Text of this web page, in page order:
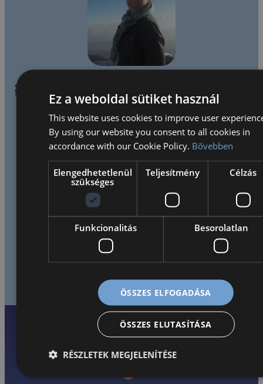
Tovább
Natasha Hill
Natasha taught Math, Science and Music during
her time with Bilingual, through June 2019. Moving
to Hungary and teaching with Bilingual has been
my first experience teaching abroad. I can…
Megnézem az összes véleményt
Közösségi életünk
Ez a weboldal sütiket használ
This website uses cookies to improve user
By using our website you consent to all cookies in
accordance with our Cookie Policy. Bővebben
Elengedhetetlenül
szükséges
Teljesítmény Célzás
Funkcionalitás Besorolatlan
ÖSSZES ELFOGADÁSA
ÖSSZES ELUTASÍTÁSA
RÉSZLETEK MEGJELENÍTÉSE